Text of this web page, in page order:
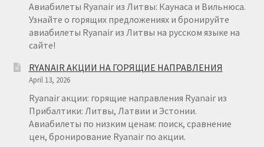
Авиабилеты Ryanair из Литвы: Каунаса и Вильнюса.
Узнайте о горящих предложениях и бронируйте
авиабилеты Ryanair из Литвы на русском языке на
сайте!
RYANAIR АКЦИИ НА ГОРЯЩИЕ НАПРАВЛЕНИЯ
April 13, 2026
Ryanair акции: горящие направления Ryanair из
Прибалтики: Литвы, Латвии и Эстонии.
Авиабилеты по низким ценам: поиск, сравнение
цен, бронирование Ryanair по акции.